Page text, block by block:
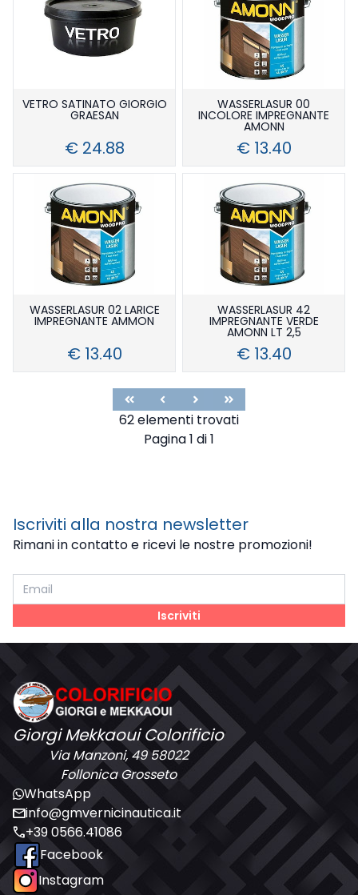
VETRO SATINATO GIORGIO
GRAESAN
€ 24.88
WASSERLASUR 00
INCOLORE IMPREGNANTE
AMONN
€ 13.40
WASSERLASUR 02 LARICE
IMPREGNANTE AMMON
€ 13.40
WASSERLASUR 42
IMPREGNANTE VERDE
AMONN LT 2,5
€ 13.40
First Previous
62 elementi trovati
Pagina 1 di 1
Next Last
Iscriviti alla nostra newsletter
Rimani in contatto e ricevi le nostre promozioni!
Iscriviti
Giorgi Mekkaoui Colorificio
Via Manzoni, 49 58022
Follonica Grosseto
WhatsApp
mailinfo@gmvernicinautica.it
call+39 0566.41086
Facebook
Instagram